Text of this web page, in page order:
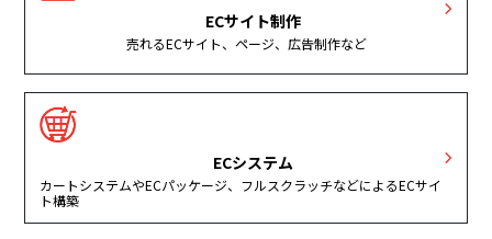
ECサイト制作
売れるECサイト、ページ、広告制作など
ECシステム
カートシステムやECパッケージ、フルスクラッチなどによるECサイ
ト構築